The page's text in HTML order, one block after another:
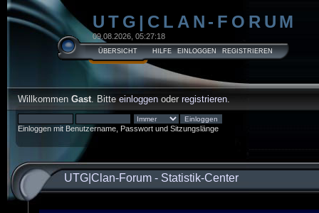
Willkommen Gast. Bitte einloggen oder registrieren.
Einloggen mit Benutzername, Passwort und Sitzungslänge
UTG|CLAN-FORUM
09.08.2026, 05:27:18
ÜBERSICHT HILFE EINLOGGEN REGISTRIEREN
UTG|Clan-Forum - Statistik-Center